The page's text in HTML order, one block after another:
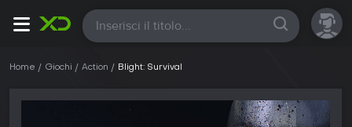
Tutte
Home Giochi Action Blight: Survival